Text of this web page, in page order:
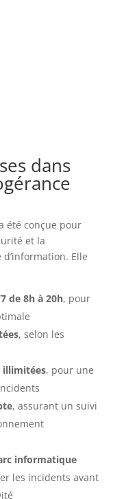
dans
été conçue pour
et la
Elle
de 8h à 20h, pour
, selon les
illimitées, pour une
, assurant un suivi
informatique
les incidents avant